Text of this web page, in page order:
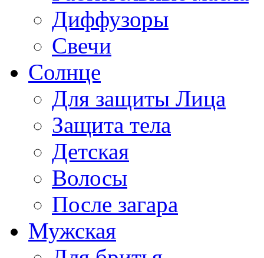
Диффузоры
Свечи
Солнце
Для защиты Лица
Защита тела
Детская
Волосы
После загара
Мужская